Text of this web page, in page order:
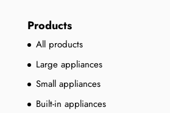
Products
All products
Large appliances
Small appliances
Built-in appliances